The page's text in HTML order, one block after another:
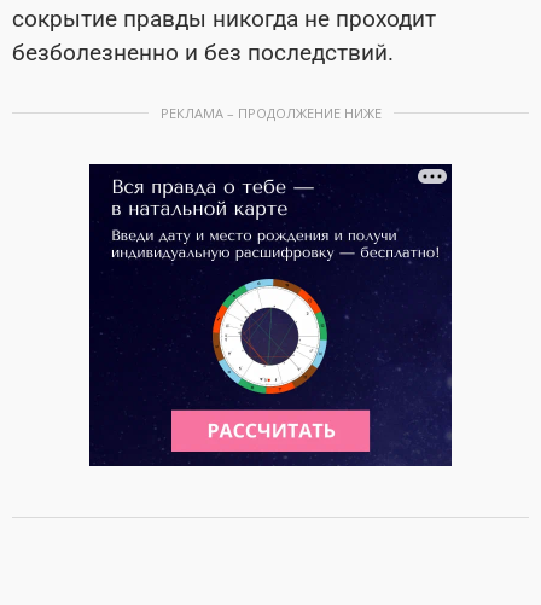
сокрытие правды никогда не проходит
безболезненно и без последствий.
РЕКЛАМА – ПРОДОЛЖЕНИЕ НИЖЕ